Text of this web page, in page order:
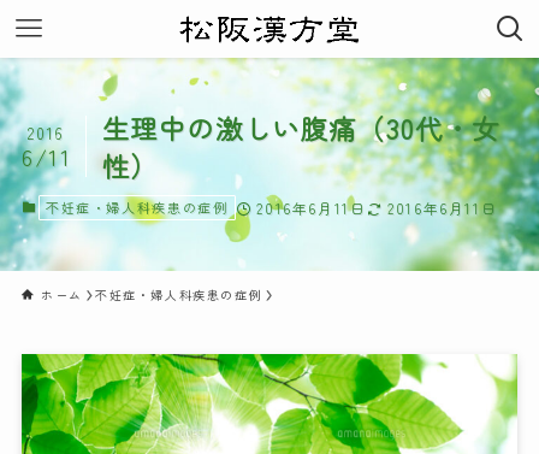
生理中の激しい腹痛（30代・女
性）
2016
6/11
不妊症・婦人科疾患の症例 2016年6月11日 2016年6月11日
ホーム 不妊症・婦人科疾患の症例